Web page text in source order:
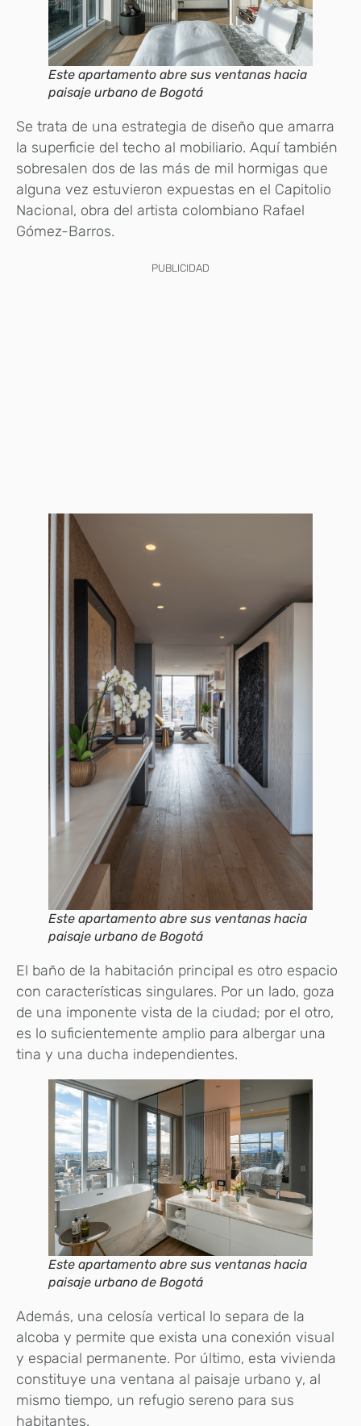
Este apartamento abre sus ventanas hacia
paisaje urbano de Bogotá
Se trata de una estrategia de diseño que amarra
la superficie del techo al mobiliario. Aquí también
sobresalen dos de las más de mil hormigas que
alguna vez estuvieron expuestas en el Capitolio
Nacional, obra del artista colombiano Rafael
Gómez-Barros.
PUBLICIDAD
Este apartamento abre sus ventanas hacia
paisaje urbano de Bogotá
El baño de la habitación principal es otro espacio
con características singulares. Por un lado, goza
de una imponente vista de la ciudad; por el otro,
es lo suficientemente amplio para albergar una
tina y una ducha independientes.
Este apartamento abre sus ventanas hacia
paisaje urbano de Bogotá
Además, una celosía vertical lo separa de la
alcoba y permite que exista una conexión visual
y espacial permanente. Por último, esta vivienda
constituye una ventana al paisaje urbano y, al
mismo tiempo, un refugio sereno para sus
habitantes.